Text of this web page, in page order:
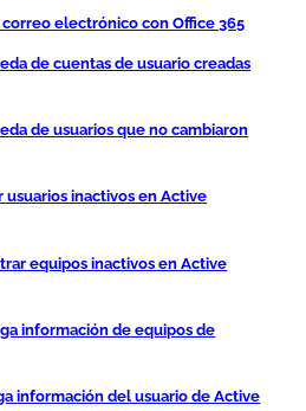
electrónico con Office 365
de cuentas de usuario creadas
de usuarios que no cambiaron
usuarios inactivos en Active
equipos inactivos en Active
información de equipos de
información del usuario de Active